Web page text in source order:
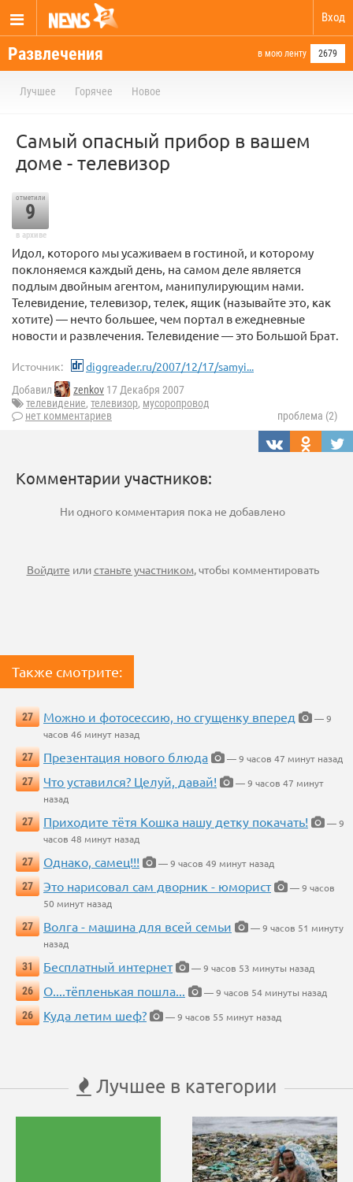
Вход
Развлечения в мою ленту 2679
Лучшее Горячее Новое
Самый опасный прибор в вашем
доме - телевизор
отметили
9
в архиве
Идол, которого мы усаживаем в гостиной, и которому
поклоняемся каждый день, на самом деле является
подлым двойным агентом, манипулирующим нами.
Телевидение, телевизор, телек, ящик (называйте это, как
хотите) — нечто большее, чем портал в ежедневные
новости и развлечения. Телевидение — это Большой Брат.
Источник: diggreader.ru/2007/12/17/samyi...
Добавил zenkov 17 Декабря 2007
телевидение, телевизор, мусоропровод
нет комментариев
проблема (2)
Комментарии участников:
Ни одного комментария пока не добавлено
Войдите илистаньте участником, чтобы комментировать
Также смотрите:
27 Можно и фотосессию, но сгущенку вперед
— 9
часов 46 минут назад
27
Презентация нового блюда
— 9 часов 47 минут назад
27
Что уставился? Целуй, давай!
— 9 часов 47 минут
назад
27
Приходите тётя Кошка нашу детку покачать!
— 9
часов 48 минут назад
27
Однако, самец!!!
— 9 часов 49 минут назад
27
Это нарисовал сам дворник - юморист
— 9 часов
50 минут назад
27
Волга - машина для всей семьи
— 9 часов 51 минуту
назад
31
Бесплатный интернет
— 9 часов 53 минуты назад
26
О....тёпленькая пошла...
— 9 часов 54 минуты назад
26
Куда летим шеф? — 9 часов 55 минут назад
Лучшее в категории